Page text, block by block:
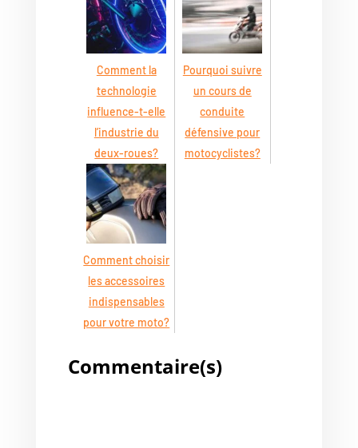
Comment la
technologie
influence-t-elle
l’industrie du
deux-roues?
Pourquoi suivre
un cours de
conduite
défensive pour
motocyclistes?
Comment choisir
les accessoires
indispensables
pour votre moto?
Commentaire(s)